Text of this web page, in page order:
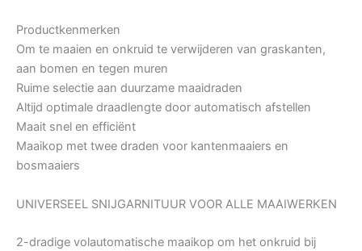
Productkenmerken
Om te maaien en onkruid te verwijderen van graskanten,
aan bomen en tegen muren
Ruime selectie aan duurzame maaidraden
Altijd optimale draadlengte door automatisch afstellen
Maait snel en efficiënt
Maaikop met twee draden voor kantenmaaiers en
bosmaaiers
UNIVERSEEL SNIJGARNITUUR VOOR ALLE MAAIWERKEN
2-dradige volautomatische maaikop om het onkruid bij